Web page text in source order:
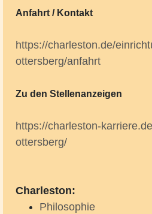
Anfahrt / Kontakt
https://charleston.de/
ottersberg/anfahrt
Zu den Stellenanzeigen
https://charleston-
ottersberg/
Charleston:
Philosophie